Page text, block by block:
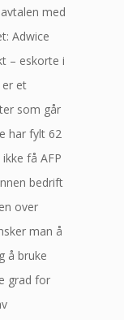
med
Adwice
– eskorte i
er et
som går
har fylt 62
få AFP
bedrift
over
man å
å bruke
grad for